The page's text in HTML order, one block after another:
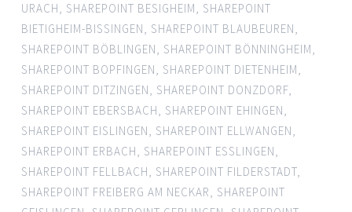
URACH, SHAREPOINT BESIGHEIM, SHAREPOINT
BIETIGHEIM-BISSINGEN, SHAREPOINT BLAUBEUREN,
SHAREPOINT BÖBLINGEN, SHAREPOINT BÖNNINGHEIM,
SHAREPOINT BOPFINGEN, SHAREPOINT DIETENHEIM,
SHAREPOINT DITZINGEN, SHAREPOINT DONZDORF,
SHAREPOINT EBERSBACH, SHAREPOINT EHINGEN,
SHAREPOINT EISLINGEN, SHAREPOINT ELLWANGEN,
SHAREPOINT ERBACH, SHAREPOINT ESSLINGEN,
SHAREPOINT FELLBACH, SHAREPOINT FILDERSTADT,
SHAREPOINT FREIBERG AM NECKAR, SHAREPOINT